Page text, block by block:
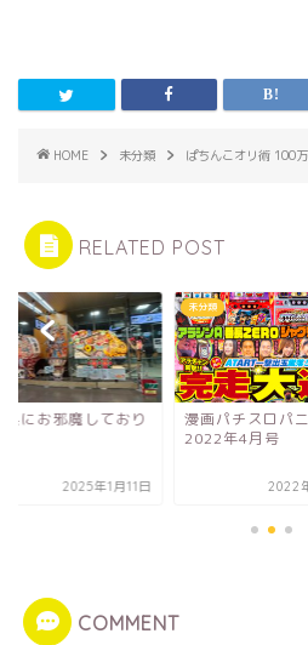
HOME 未分類 ぱちんこオリ術 100
RELATED POST
県にお邪魔しており
2025年1月11日
未分類
漫画パチスロパ
2022年4月号
2022
COMMENT